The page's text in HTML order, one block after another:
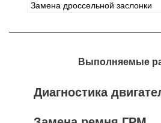
Замена дроссельной заслонки
Выполняемые
Диагностика